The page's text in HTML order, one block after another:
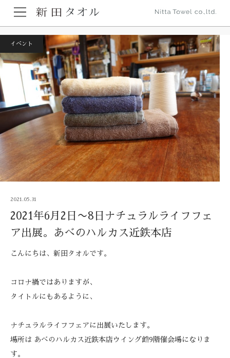
ホーム イベント
2021年6月2日〜8日ナチュラルライフフェア出展。あ
イベント
2021.05.31
2021年6月2日〜8日ナチュラルライフフェ
ア出展。あべのハルカス近鉄本店
こんにちは、新田タオルです。
コロナ禍ではありますが、
タイトルにもあるように、
ナチュラルライフフェアに出展いたします。
場所は あべのハルカス近鉄本店ウイング館9階催会場になりま
す。